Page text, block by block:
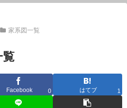
家系図一覧
覧
Facebook 0 はてブ 1